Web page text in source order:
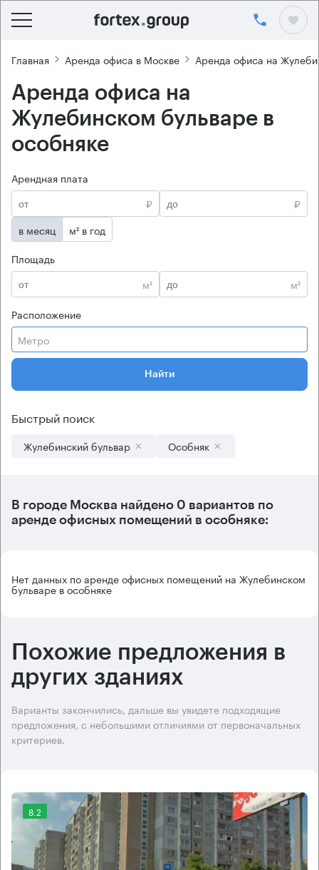
Главная Аренда офиса в Москве Аренда офиса на
Аренда офиса на
Жулебинском бульваре в
особняке
Арендная плата
₽
₽
в месяц
м² в год
Площадь
м²
м²
Расположение
Метро
Найти
Быстрый поиск
Жулебинский бульвар Особняк
В городе Москва найдено 0 вариантов по
аренде офисных помещений в особняке:
Нет данных по аренде офисных помещений на Жулебинском
бульваре в особняке
Похожие предложения в
других зданиях
Варианты закончились, дальше вы увидете подходящие
предложения, с небольшими отличиями от первоначальных
критериев.
8.2